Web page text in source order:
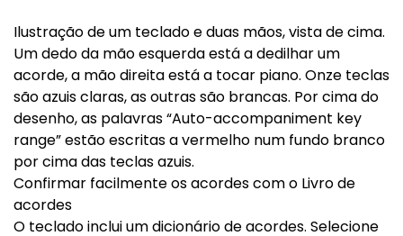
Ilustração de um teclado e duas mãos, vista de cima.
Um dedo da mão esquerda está a dedilhar um
acorde, a mão direita está a tocar piano. Onze teclas
são azuis claras, as outras são brancas. Por cima do
desenho, as palavras “Auto-accompaniment key
range” estão escritas a vermelho num fundo branco
por cima das teclas azuis.
Confirmar facilmente os acordes com o Livro de
acordes
O teclado inclui um dicionário de acordes. Selecione